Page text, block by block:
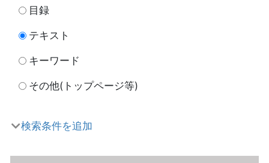
目録
テキスト
キーワード
その他(トップページ等)
検索条件を追加